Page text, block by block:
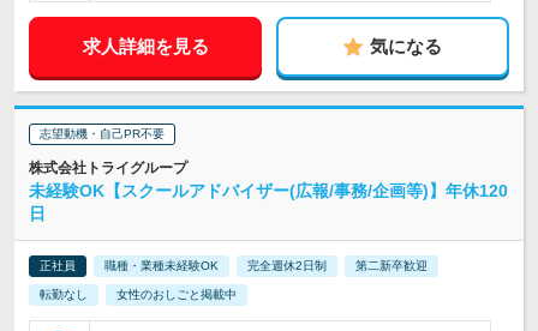
求人詳細を見る 気になる
志望動機・自己PR不要
株式会社トライグループ
未経験OK【スクールアドバイザー(広報/事務/企画等)】年休120
日
正社員 職種・業種未経験OK 完全週休2日制 第二新卒歓迎
転勤なし 女性のおしごと掲載中